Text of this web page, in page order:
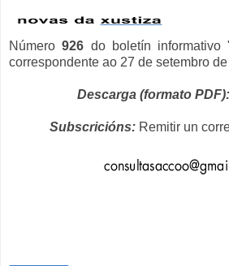
Número926 do boletín informativo
correspondente ao 27 de setembro
Descarga (formato PDF):
Subscricións: Remitir un